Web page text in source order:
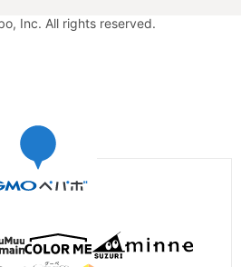
Inc. All rights reserved.